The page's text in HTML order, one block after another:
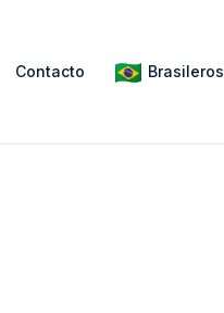
Contacto Brasileros